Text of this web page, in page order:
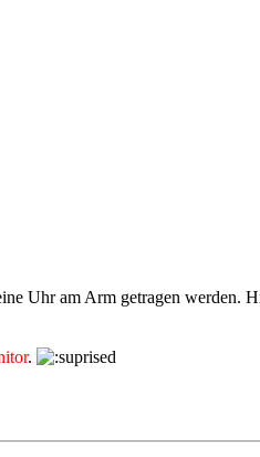
Uhr am Arm getragen werden.
.